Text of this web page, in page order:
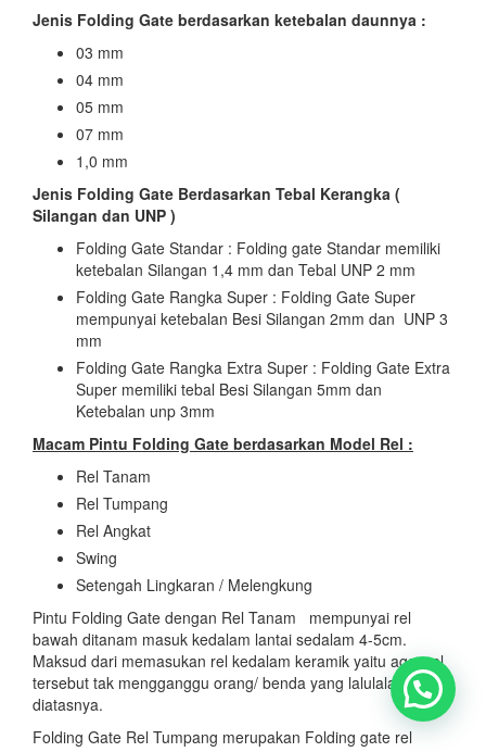
Jenis Folding Gate berdasarkan ketebalan daunnya :
03 mm
04 mm
05 mm
07 mm
1,0 mm
Jenis Folding Gate Berdasarkan Tebal Kerangka (
Silangan dan UNP )
Folding Gate Standar : Folding gate Standar memiliki
ketebalan Silangan 1,4 mm dan Tebal UNP 2 mm
Folding Gate Rangka Super : Folding Gate Super
mempunyai ketebalan Besi Silangan 2mm dan UNP 3
mm
Folding Gate Rangka Extra Super : Folding Gate Extra
Super memiliki tebal Besi Silangan 5mm dan
Ketebalan unp 3mm
Macam Pintu Folding Gate berdasarkan Model Rel :
Rel Tanam
Rel Tumpang
Rel Angkat
Swing
Setengah Lingkaran / Melengkung
Pintu Folding Gate dengan Rel Tanam mempunyai rel
bawah ditanam masuk kedalam lantai sedalam 4-5cm.
Maksud dari memasukan rel kedalam keramik yaitu agar rel
tersebut tak mengganggu orang/ benda yang lalulalang
diatasnya.
Folding Gate Rel Tumpang merupakan Folding gate rel